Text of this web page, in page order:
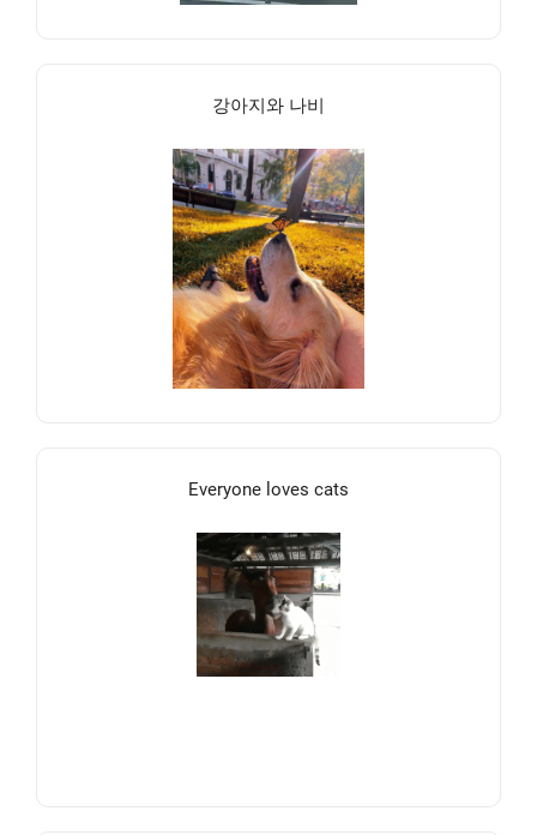
강아지와 나비
Everyone loves cats